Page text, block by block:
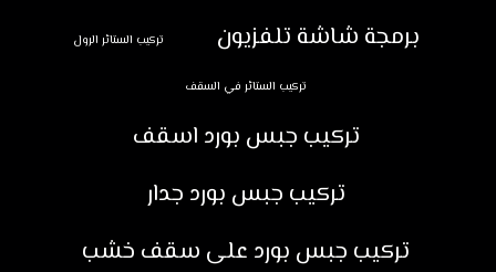
برمجة شاشة تلفزيون
تركيب الستائر الرول
تركيب الستائر في السقف
تركيب جبس بورد اسقف
تركيب جبس بورد جدار
تركيب جبس بورد على سقف خشب